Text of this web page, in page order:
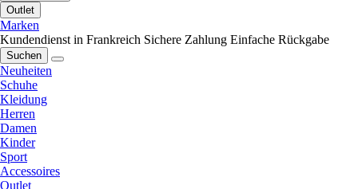
Outlet
Marken
Kundendienst in Frankreich Sichere Zahlung Einfache Rückgabe
Suchen
Neuheiten
Schuhe
Kleidung
Herren
Damen
Kinder
Sport
Accessoires
Outlet